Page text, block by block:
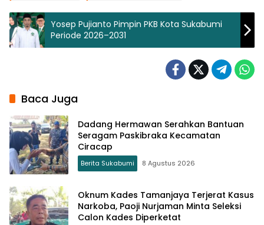
Yosep Pujianto Pimpin PKB Kota Sukabumi
Periode 2026–2031
Baca Juga
Dadang Hermawan Serahkan Bantuan
Seragam Paskibraka Kecamatan
Ciracap
Berita Sukabumi 8 Agustus 2026
Oknum Kades Tamanjaya Terjerat Kasus
Narkoba, Paoji Nurjaman Minta Seleksi
Calon Kades Diperketat